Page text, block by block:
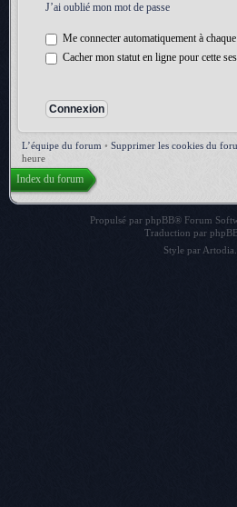
J’ai oublié mon mot de passe
Me connecter automatiquement à
Cacher mon statut en ligne pour cette
L’équipe du forum • Supprimer les cookies du
heure
Index du forum
Propulsé par phpBB® Forum
Traduction par
Style par Artodia